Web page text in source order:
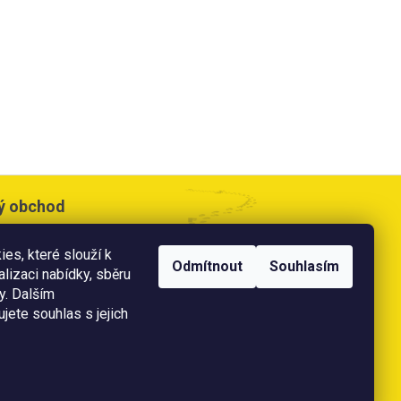
které slouží k
nabídky, sběru
Dalším
souhlas s jejich
Odmítnout Souhlasím
obchod
- 17:00 hod